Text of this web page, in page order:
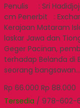
Penulis : Sri
cm Penerbit :
Kerajaan Mataram
laskar Jawa dan
Geger Pacinan,
terhadap Belanda di
seorang bangsawan…
Rp 66.000 Rp 88.000
Tersedia / 978-602-